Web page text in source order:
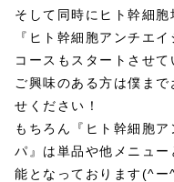
そして同時にヒト幹細胞
『ヒト幹細胞アンチエ
コースもスタートさせて
ご興味のある方は僕ま
せください！
もちろん『ヒト幹細胞ア
パ』は単品や他メニュ
能となっております(^ー